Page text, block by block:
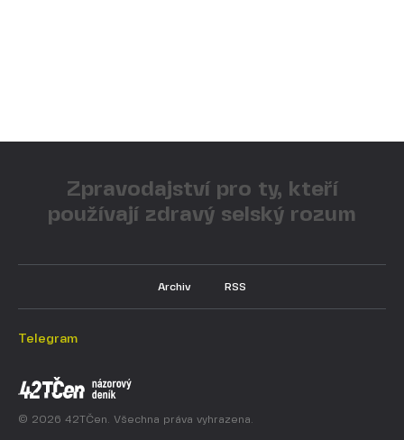
Zpravodajství pro ty, kteří
používají zdravý selský rozum
Archiv RSS
© 2026 42TČen. Všechna práva vyhrazena.
Telegram